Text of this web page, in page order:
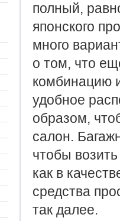
полный,
японского
много
о том, что
комбинацию
удобное
образом,
салон.
чтобы
как в
средства
так далее.